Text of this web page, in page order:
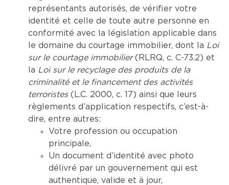
représentants autorisés, de vérifier votre
identité et celle de toute autre personne en
conformité avec la législation applicable dans
le domaine du courtage immobilier, dont la Loi
sur le courtage immobilier(RLRQ, c. C-73.2) et
la Loi sur le recyclage des produits de la
criminalité et le financement des activités
terroristes(L.C. 2000, c. 17) ainsi que leurs
règlements d’application respectifs, c’est-à-
dire, entre autres:
Votre profession ou occupation
principale,
Un document d’identité avec photo
délivré par un gouvernement qui est
authentique, valide et à jour,